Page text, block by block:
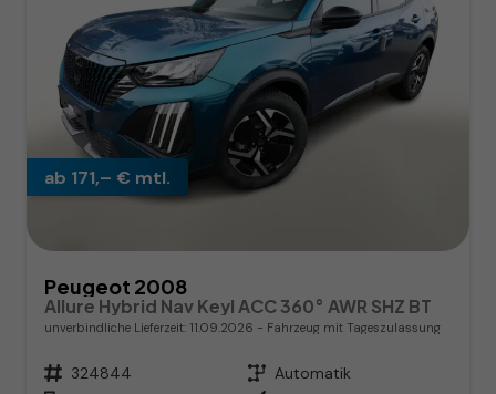
ab 171,– € mtl.
Peugeot 2008
Allure Hybrid Nav Keyl ACC 360° AWR SHZ BT
unverbindliche Lieferzeit: 11.09.2026 Fahrzeug mit Tageszulassung
Fahrzeugnr. 324844 Getriebe Automatik